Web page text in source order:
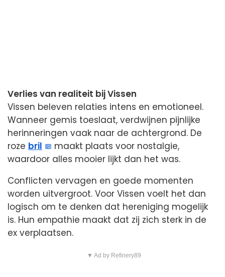
Verlies van realiteit bij Vissen
Vissen beleven relaties intens en emotioneel.
Wanneer gemis toeslaat, verdwijnen pijnlijke
herinneringen vaak naar de achtergrond. De
roze bril
maakt plaats voor nostalgie,
waardoor alles mooier lijkt dan het was.
Conflicten vervagen en goede momenten
worden uitvergroot. Voor Vissen voelt het dan
logisch om te denken dat hereniging mogelijk
is. Hun empathie maakt dat zij zich sterk in de
ex verplaatsen.
▼ Ad by Refinery89